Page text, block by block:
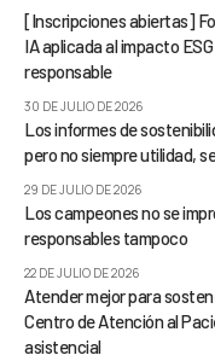
[Inscripciones abiertas]
IA aplicada al impacto
responsable
30 DE JULIO DE 2026
Los informes de
pero no siempre utilidad,
29 DE JULIO DE 2026
Los campeones no se
responsables tampoco
22 DE JULIO DE 2026
Atender mejor para
Centro de Atención al
asistencial